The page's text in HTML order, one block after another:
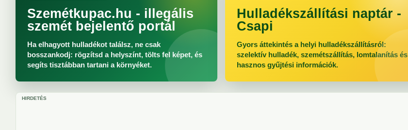
Szemétkupac.hu - illegális
szemét bejelentő portál
Ha elhagyott hulladékot találsz, ne csak
bosszankodj: rögzítsd a helyszínt, tölts fel képet, és
segíts tisztábban tartani a környéket.
Hulladékszállítási naptár -
Csapi
Gyors áttekintés a helyi hulladékszállításról:
szelektív hulladék, szemétszállítás, lomtalanítás és
hasznos gyűjtési információk.
HIRDETÉS